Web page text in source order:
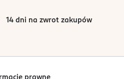
od najnowszej
14 dni na zwrot zakupów
prawne